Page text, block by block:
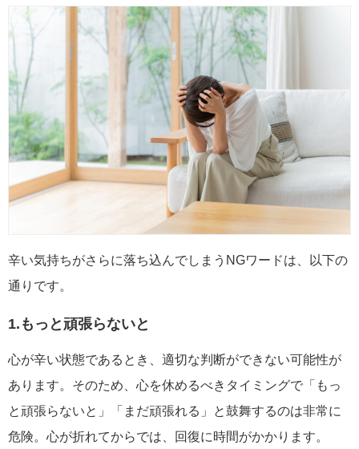
辛い気持ちがさらに落ち込んでしまうNGワードは、以下の
通りです。
1.もっと頑張らないと
心が辛い状態であるとき、適切な判断ができない可能性が
あります。そのため、心を休めるべきタイミングで「もっ
と頑張らないと」「まだ頑張れる」と鼓舞するのは非常に
危険。心が折れてからでは、回復に時間がかかります。